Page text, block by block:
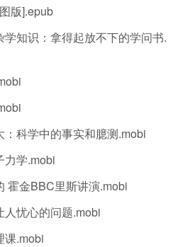
版].epub
知识：拿得起放不下的学问书.
科学中的事实和臆测.mobi
学.mobi
金BBC里斯讲演.mobi
忧心的问题.mobi
.mobi